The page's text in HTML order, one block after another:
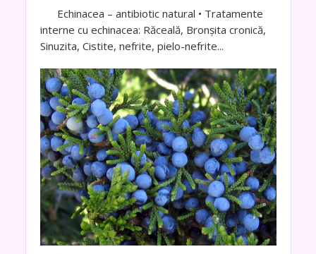
Echinacea – antibiotic natural • Tratamente
interne cu echinacea: Răceală, Bronşita cronică,
Sinuzita, Cistite, nefrite, pielo-nefrite...